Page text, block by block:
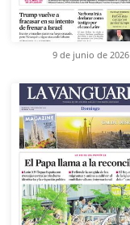
9 de junio de 2026